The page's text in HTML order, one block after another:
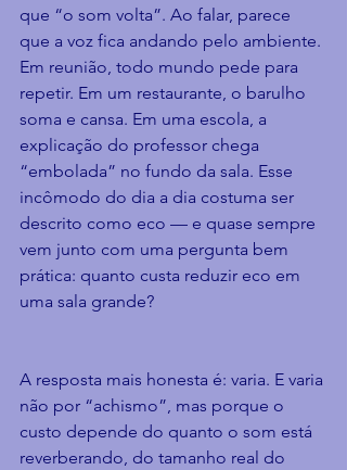
que “o som volta”. Ao falar, parece
que a voz fica andando pelo ambiente.
Em reunião, todo mundo pede para
repetir. Em um restaurante, o barulho
soma e cansa. Em uma escola, a
explicação do professor chega
“embolada” no fundo da sala. Esse
incômodo do dia a dia costuma ser
descrito como eco — e quase sempre
vem junto com uma pergunta bem
prática: quanto custa reduzir eco em
uma sala grande?
A resposta mais honesta é: varia. E varia
não por “achismo”, mas porque o
custo depende do quanto o som está
reverberando, do tamanho real do